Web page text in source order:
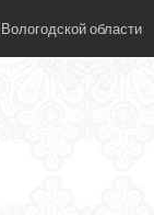
области